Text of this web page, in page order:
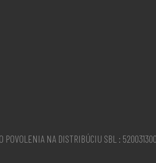
NA DISTRIBÚCIU SBL :